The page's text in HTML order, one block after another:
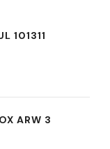
101311
ARW 3